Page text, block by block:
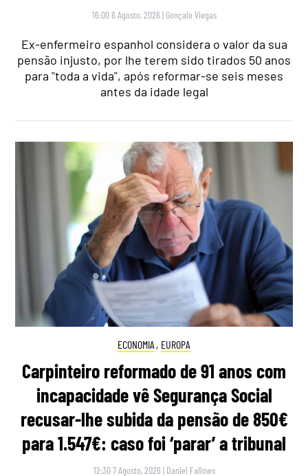
16:00 6 Agosto, 2026 | Gonçalo Viegas
Ex-enfermeiro espanhol considera o valor da sua
pensão injusto, por lhe terem sido tirados 50 anos
para "toda a vida", após reformar-se seis meses
antes da idade legal
ECONOMIA , EUROPA
Carpinteiro reformado de 91 anos com
incapacidade vê Segurança Social
recusar-lhe subida da pensão de 850€
para 1.547€: caso foi ‘parar’ a tribunal
12:30 7 Agosto, 2026 | Daniel Fallows